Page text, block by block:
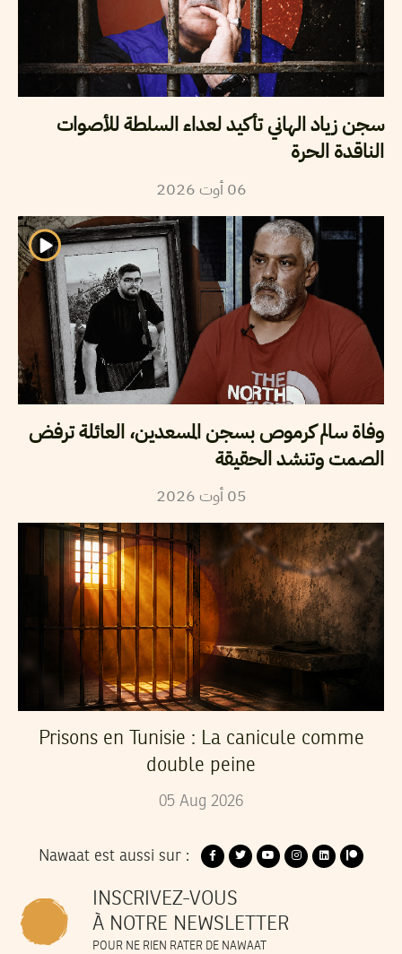
سجن زياد الهاني تأكيد لعداء السلطة للأصوات
الناقدة الحرة
06 أوت2026
وفاة سالم كرموص بسجن المسعدين، العائلة ترفض
الصمت وتنشد الحقيقة
05 أوت2026
Prisons en Tunisie : La canicule comme
double peine
05 Aug 2026
Nawaat est aussi sur :
INSCRIVEZ-VOUS
À NOTRE NEWSLETTER
POUR NE RIEN RATER DE NAWAAT